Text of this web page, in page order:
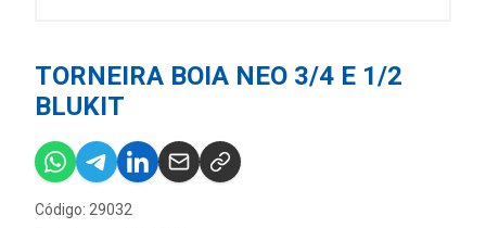
TORNEIRA BOIA NEO 3/4 E 1/2
BLUKIT
Código: 29032